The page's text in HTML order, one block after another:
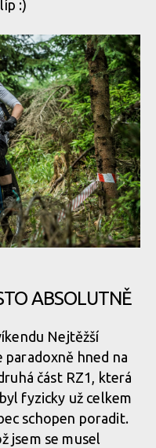
:)
ABSOLUTNĚ
Nejtěžší
hned na
část RZ1, která
fyzicky už celkem
schopen poradit.
jsem se musel